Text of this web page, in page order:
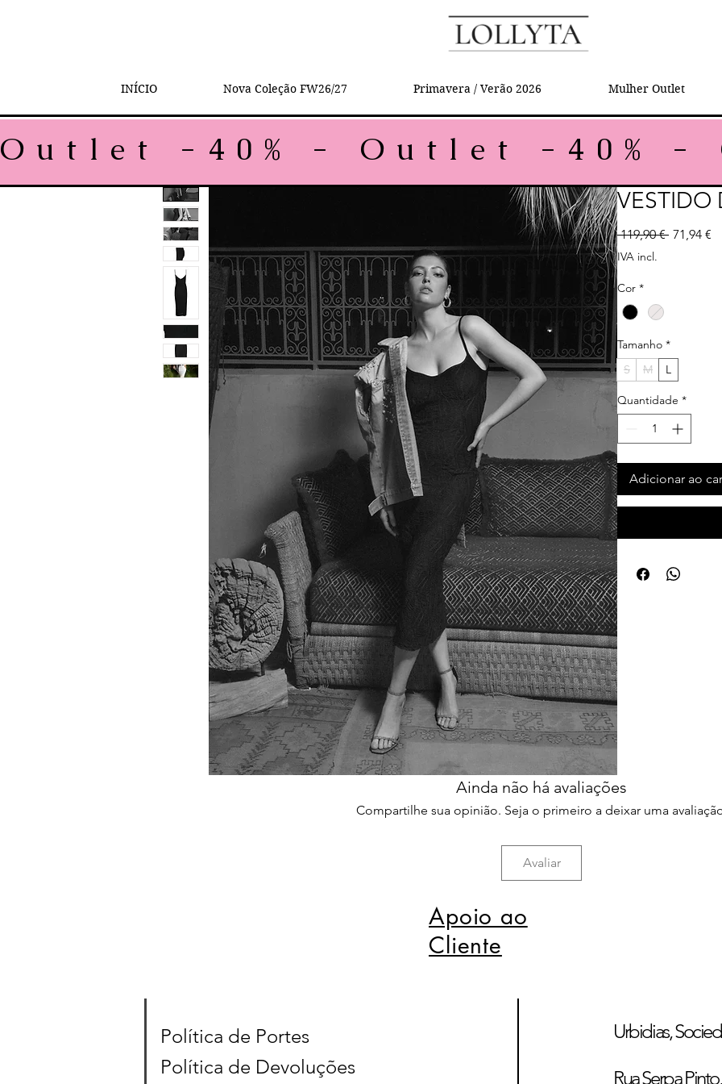
INÍCIO Nova Coleção FW26/27 Primavera / Verão 2026 Mulher Outlet
Outlet -40% -
VESTIDO
119,90 € Preço
71,94 €
IVA incl.
Cor *
Tamanho *
S
M L
Quantidade *
Adicionar ao
Ainda não há avaliações
Compartilhe sua opinião. Seja o primeiro a deixar uma
Avaliar
Apoio ao
Cliente
Política de Portes
Política de Devoluções
Urbidias,
Rua Serpa